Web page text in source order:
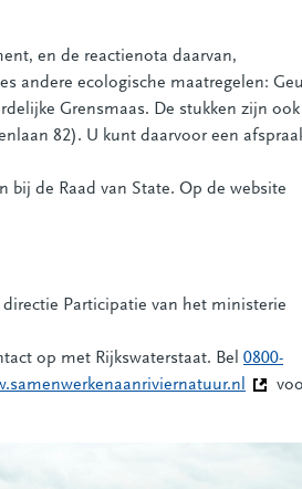
en de reactienota daarvan,
andere ecologische maatregelen:
Grensmaas. De stukken zijn ook
82). U kunt daarvoor een
bij de Raad van State. Op de website
Participatie van het ministerie
op met Rijkswaterstaat. Bel 0800-
(Deze